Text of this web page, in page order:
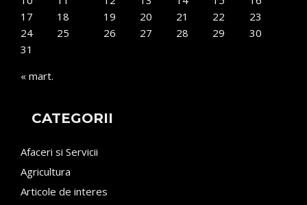
17
18 19 20 21 22
23
24
25 26 27 28 29
30
31
« mart.
CATEGORII
Afaceri si Servicii
Agricultura
Articole de interes